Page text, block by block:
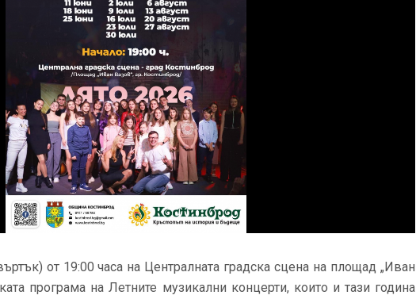
от 19:00 часа на Централната градска сцена на площад „Иван
програма на Летните музикални концерти, които и тази година